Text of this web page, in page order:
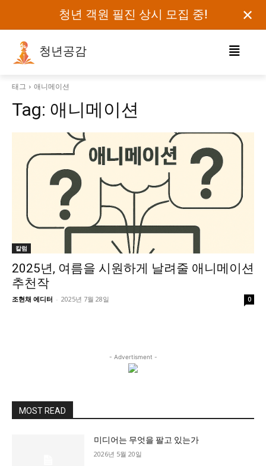
검색어를 입력하세요.
카테고리
오피니언
에세이
칼럼
보도자료
정치
정치일반
국회/정당
문화
전통문화
청년 객원 필진 상시 모집 중! ✕
청년공감
태그 애니메이션
Tag: 애니메이션
칼럼
2025년, 여름을 시원하게 날려줄 애니메이션
추천작
조현채 에디터 - 2025년 7월 28일 0
- Advertisment -
MOST READ
미디어는 무엇을 팔고 있는가
2026년 5월 20일